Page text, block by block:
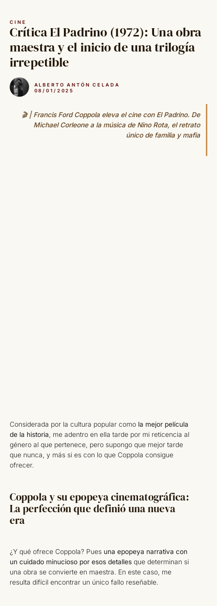
contenido
CINE
Crítica El Padrino (1972): Una obra
maestra y el inicio de una trilogía
irrepetible
ALBERTO ANTÓN CELADA
08/01/2025
🎬 | Francis Ford Coppola eleva el cine con El Padrino. De
Michael Corleone a la música de Nino Rota, el retrato
único de familia y mafia
Considerada por la cultura popular como la mejor película
de la historia, me adentro en ella tarde por mi reticencia al
género al que pertenece, pero supongo que mejor tarde
que nunca, y más si es con lo que Coppola consigue
ofrecer.
Coppola y su epopeya cinematográfica:
La perfección que definió una nueva
era
¿Y qué ofrece Coppola? Pues una epopeya narrativa con
un cuidado minucioso por esos detalles que determinan si
una obra se convierte en maestra. En este caso, me
resulta difícil encontrar un único fallo reseñable.